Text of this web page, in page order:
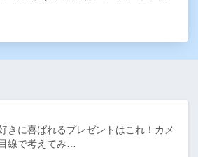
きに喜ばれるプレゼントはこれ！カメ
線で考えてみ…